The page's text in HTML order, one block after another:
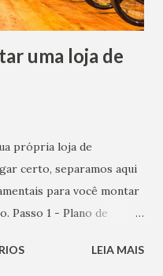
uma loja de
própria loja de
certo, separamos aqui
para você montar
Passo 1 - Plano de
O primeiro passo é criar
LEIA MAIS